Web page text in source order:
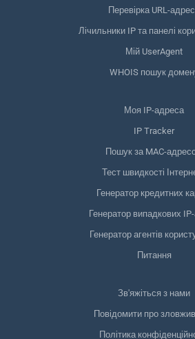
Перевірка URL-
Лічильники IP та панелі
Мій UserAgent
WHOIS пошук
Моя IP-адреса
IP Tracker
Пошук за MAC-
Тест швидкості
Генератор кредитних
Генератор випадкових
Генератор агентів
Питання
Зв'яжіться з нами
Повідомити про
Політика